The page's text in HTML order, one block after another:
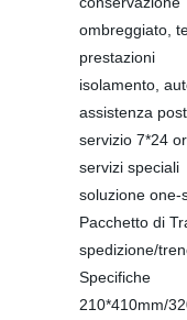
ombreggiato,
prestazioni
isolamento,
assistenza
servizio 7*24
servizi speciali
soluzione one-
Pacchetto di
spedizione/
Specifiche
210*410mm/